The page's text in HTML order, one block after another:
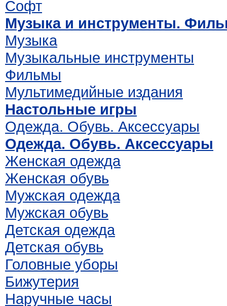
Софт
Музыка и инструменты.
Музыка
Музыкальные инструменты
Фильмы
Мультимедийные издания
Настольные игры
Одежда. Обувь. Аксессуары
Одежда. Обувь. Аксессуары
Женская одежда
Женская обувь
Мужская одежда
Мужская обувь
Детская одежда
Детская обувь
Головные уборы
Бижутерия
Наручные часы